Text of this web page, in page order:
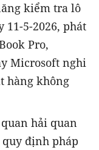
kiểm tra lô
5-2026, phát
Pro,
Microsoft nghi
hàng không
hải quan
định pháp